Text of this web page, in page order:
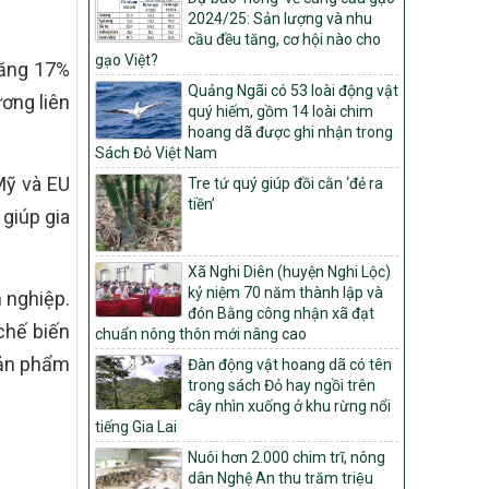
17%
liên
và EU
gia
nghiệp.
biến
phẩm
Môi trường
Quyết định số: 26/2026/QĐ-TTg
Quyết định ban hành Bộ tiêu chí và quy
trình đánh giá, phân hạng sản phẩm Mỗi
xã một sản phẩm
số: 19/2026/QĐ-TTg
Quy định điều kiện, trình tự, thủ tục, hồ sơ
xét, công nhận, công bố và thu hồi quyết
định công nhận xã đạt chuẩn nông thôn
mới, xã đạt nông thôn mới hiện đại và
tỉnh, thành phố hoàn thành nhiệm vụ xây
dựng nông thôn mới giai đoạn 2026 –
2030
Quyết định số 16/2026/QĐ-TTg
Quy định nguyên tắc, tiêu chí, định mức
phân bổ ngân sách trung ương và tỉ lệ
vốn đối ứng ngân sách của địa phương
thực hiện Chương trình mục tiêu quốc gia
xây dựng nông thôn mới, giảm nghèo
bền vững và phát triển kinh tế – xã hội
vùng đồng bào dân tộc thiểu số và miền
núi giai đoạn 2026 – 2030
2024/25: Sản lượng và nhu
cầu đều tăng, cơ hội nào cho
gạo Việt?
Quảng Ngãi có 53 loài động vật
quý hiếm, gồm 14 loài chim
hoang dã được ghi nhận trong
Sách Đỏ Việt Nam
Tre tứ quý giúp đồi cằn ‘đẻ ra
tiền’
Xã Nghi Diên (huyện Nghi Lộc)
kỷ niệm 70 năm thành lập và
đón Bằng công nhận xã đạt
chuẩn nông thôn mới nâng cao
Đàn động vật hoang dã có tên
trong sách Đỏ hay ngồi trên
cây nhìn xuống ở khu rừng nổi
tiếng Gia Lai
Nuôi hơn 2.000 chim trĩ, nông
dân Nghệ An thu trăm triệu